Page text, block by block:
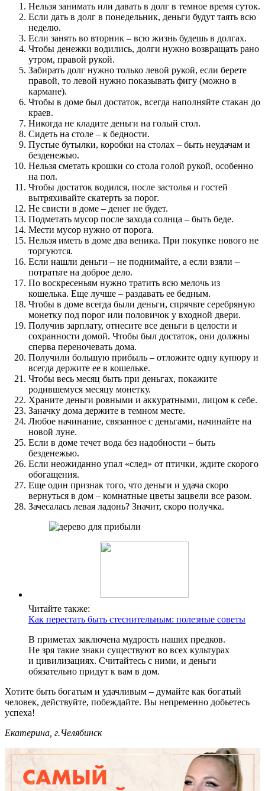
Нельзя занимать или давать в долг в темное время суток.
Если дать в долг в понедельник, деньги будут таять всю
неделю.
Если занять во вторник – всю жизнь будешь в долгах.
Чтобы денежки водились, долги нужно возвращать рано
утром, правой рукой.
Забирать долг нужно только левой рукой, если берете
правой, то левой нужно показывать фигу (можно в
кармане).
Чтобы в доме был достаток, всегда наполняйте стакан до
краев.
Никогда не кладите деньги на голый стол.
Сидеть на столе – к бедности.
Пустые бутылки, коробки на столах – быть неудачам и
безденежью.
Нельзя сметать крошки со стола голой рукой, особенно
на пол.
Чтобы достаток водился, после застолья и гостей
вытряхивайте скатерть за порог.
Не свисти в доме – денег не будет.
Подметать мусор после захода солнца – быть беде.
Мести мусор нужно от порога.
Нельзя иметь в доме два веника. При покупке нового не
торгуются.
Если нашли деньги – не поднимайте, а если взяли –
потратьте на доброе дело.
По воскресеньям нужно тратить всю мелочь из
кошелька. Еще лучше – раздавать ее бедным.
Чтобы в доме всегда были деньги, спрячьте серебряную
монетку под порог или половичок у входной двери.
Получив зарплату, отнесите все деньги в целости и
сохранности домой. Чтобы был достаток, они должны
сперва переночевать дома.
Получили большую прибыль – отложите одну купюру и
всегда держите ее в кошельке.
Чтобы весь месяц быть при деньгах, покажите
родившемуся месяцу монетку.
Храните деньги ровными и аккуратными, лицом к себе.
Заначку дома держите в темном месте.
Любое начинание, связанное с деньгами, начинайте на
новой луне.
Если в доме течет вода без надобности – быть
безденежью.
Если неожиданно упал «след» от птички, ждите скорого
обогащения.
Еще один признак того, что деньги и удача скоро
вернуться в дом – комнатные цветы зацвели все разом.
Зачесалась левая ладонь? Значит, скоро получка.
Читайте также:
Как перестать быть стеснительным: полезные советы
В приметах заключена мудрость наших предков.
Не зря такие знаки существуют во всех культурах
и цивилизациях. Считайтесь с ними, и деньги
обязательно придут к вам в дом.
Хотите быть богатым и удачливым – думайте как богатый
человек, действуйте, побеждайте. Вы непременно добьетесь
успеха!
Екатерина, г.Челябинск